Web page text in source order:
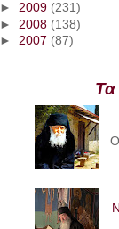
►2009 (231)
► 2008 (138)
► 2007 (87)
Τα